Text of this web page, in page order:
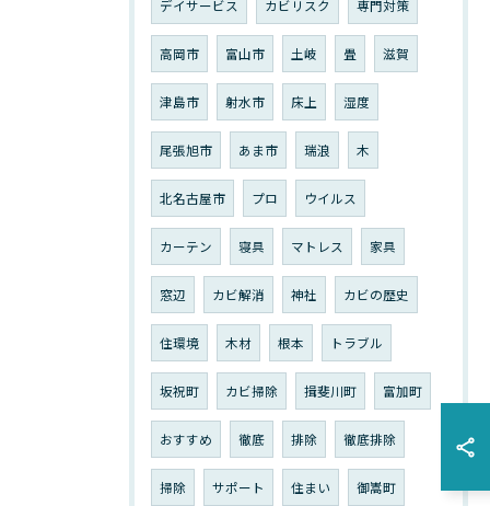
デイサービス カビリスク 専門対策
高岡市 富山市 土岐 畳 滋賀
津島市 射水市 床上 湿度
尾張旭市 あま市 瑞浪 木
北名古屋市 プロ ウイルス
カーテン 寝具 マトレス 家具
窓辺 カビ解消 神社 カビの歴史
住環境 木材 根本 トラブル
坂祝町 カビ掃除 揖斐川町 富加町
おすすめ 徹底 排除 徹底排除
掃除 サポート 住まい 御嵩町